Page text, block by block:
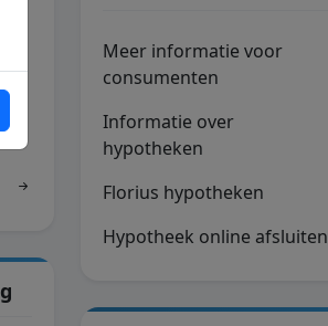
Meer informatie voor
consumenten
Informatie over
hypotheken
Florius hypotheken
Hypotheek online afsluiten